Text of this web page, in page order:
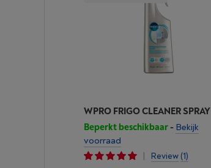
WPRO FRIGO CLEANER SPRAY
Beperkt beschikbaar- Bekijk
voorraad
|
Review (1)